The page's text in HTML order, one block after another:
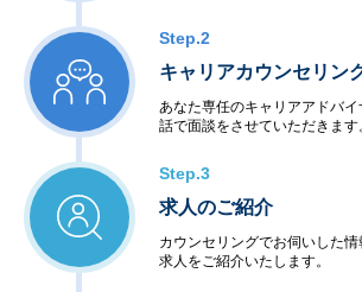
Step.2
キャリアカウンセリン
あなた専任のキャリアアドバ
話で面談をさせていただきます
Step.3
求人のご紹介
カウンセリングでお伺いした
求人をご紹介いたします。